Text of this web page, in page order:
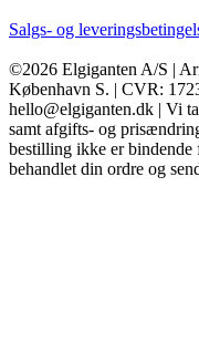
Salgs- og
©2026 Elgiganten A/S |
København S. | CVR:
hello@elgiganten.dk | Vi
samt afgifts- og
bestilling ikke er
behandlet din ordre og